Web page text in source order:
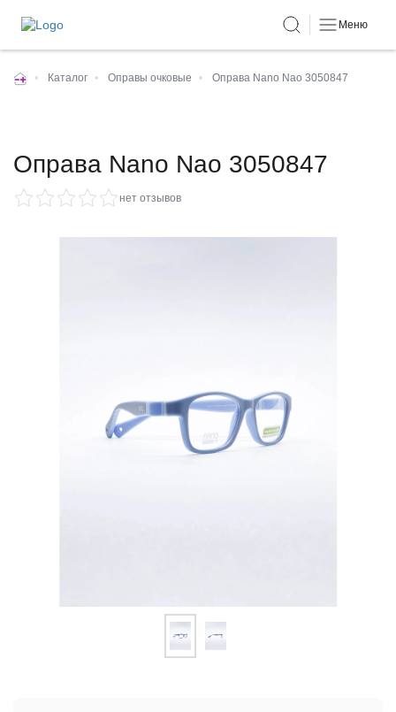
Меню
• Каталог • Оправы очковые • Оправа Nano Nao 3050847
Оправа Nano Nao 3050847
нет отзывов